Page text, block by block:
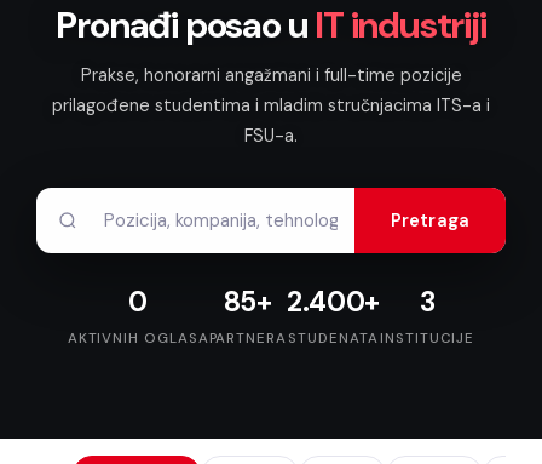
Pronađi posao u IT industriji
Prakse, honorarni angažmani i full-time pozicije
prilagođene studentima i mladim stručnjacima ITS-a i
FSU-a.
Pretraga
0
AKTIVNIH OGLASA
85+
PARTNERA
2.400+
STUDENATA
3
INSTITUCIJE